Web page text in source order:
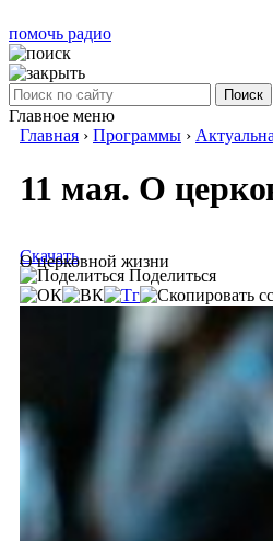
помочь радио
Поиск
Главное меню
Главная › Программы ›
11 мая. О
О церковной жизни
Скачать
Поделиться